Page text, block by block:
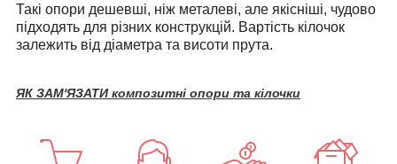
Такі опори дешевші, ніж металеві, але якісніші, чудово
підходять для різних конструкцій. Вартість кілочок
залежить від діаметра та висоти прута.
ЯК ЗАМ'ЯЗАТИ композитні опори та кілочки